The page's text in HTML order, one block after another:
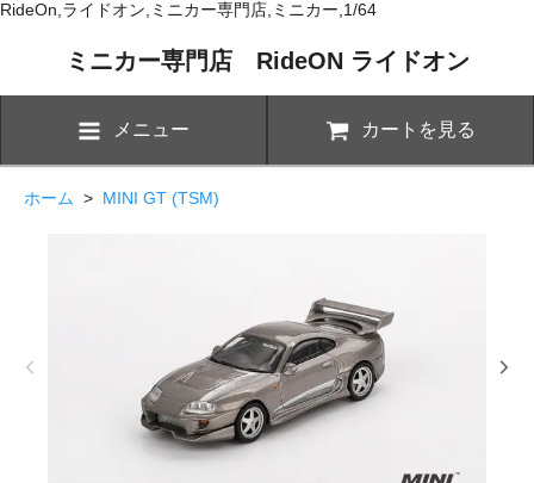
RideOn,ライドオン,ミニカー専門店,ミニカー,1/64
ミニカー専門店 RideON ライドオン
メニュー カートを見る
ホーム > MINI GT (TSM)